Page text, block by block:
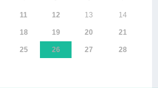
11 12 13 14
18 19 20 21
25 26 27 28